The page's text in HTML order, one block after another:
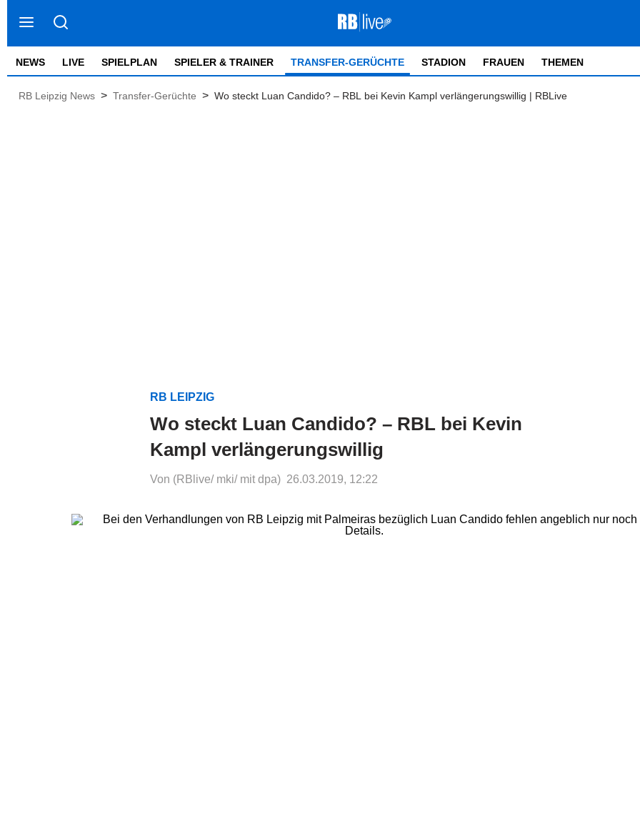
NEWS LIVE SPIELPLAN SPIELER & TRAINER TRANSFER-GERÜCHTE STADION FRAUEN THEMEN
RB Leipzig News > Transfer-Gerüchte > Wo steckt Luan Candido? – RBL bei Kevin Kampl verlängerungswillig | RBLive
RB LEIPZIG
Wo steckt Luan Candido? – RBL bei Kevin
Kampl verlängerungswillig
Von (RBlive/ mki/ mit dpa) 26.03.2019, 12:22